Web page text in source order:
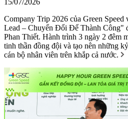
Company Trip 2026 của Green
Lead – Chuyển Đổi Để Thành Công"
Phan Thiết. Hành trình 3 ngày 2 đêm
tinh thần đồng đội và tạo nên những
cán bộ nhân viên trên khắp cả nước.